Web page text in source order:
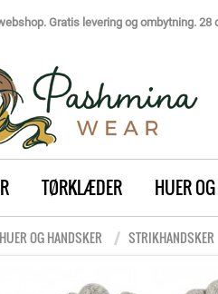
Gratis levering og ombytning.
TØRKLÆDER HUER
HUER OG HANDSKER STRIKHANDSKER